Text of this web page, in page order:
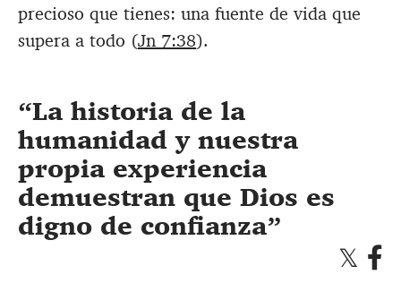
precioso que tienes: una fuente de vida que
supera a todo (Jn 7:38).
La historia de la
humanidad y nuestra
propia experiencia
demuestran que Dios es
digno de confianza